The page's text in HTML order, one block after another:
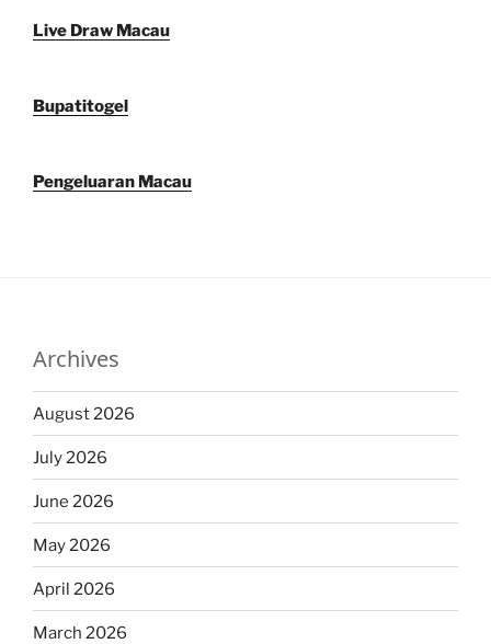
Live Draw Macau
Bupatitogel
Pengeluaran Macau
Archives
August 2026
July 2026
June 2026
May 2026
April 2026
March 2026